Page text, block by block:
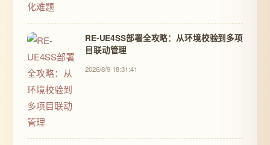
RE-UE4SS部署全攻略：从环境校验到多项
目联动管理
2026/8/9 18:31:41